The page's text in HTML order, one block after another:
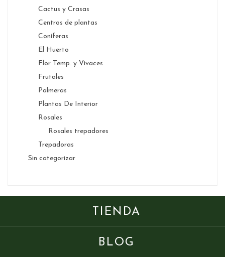
Cactus y Crasas
Centros de plantas
Coníferas
El Huerto
Flor Temp. y Vivaces
Frutales
Palmeras
Plantas De Interior
Rosales
Rosales trepadores
Trepadoras
Sin categorizar
TIENDA
BLOG